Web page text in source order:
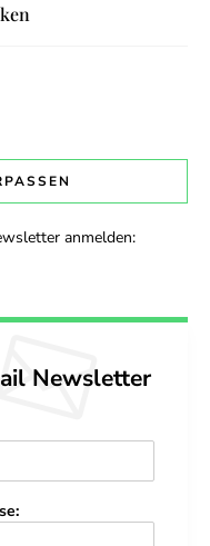
anmelden:
Newsletter